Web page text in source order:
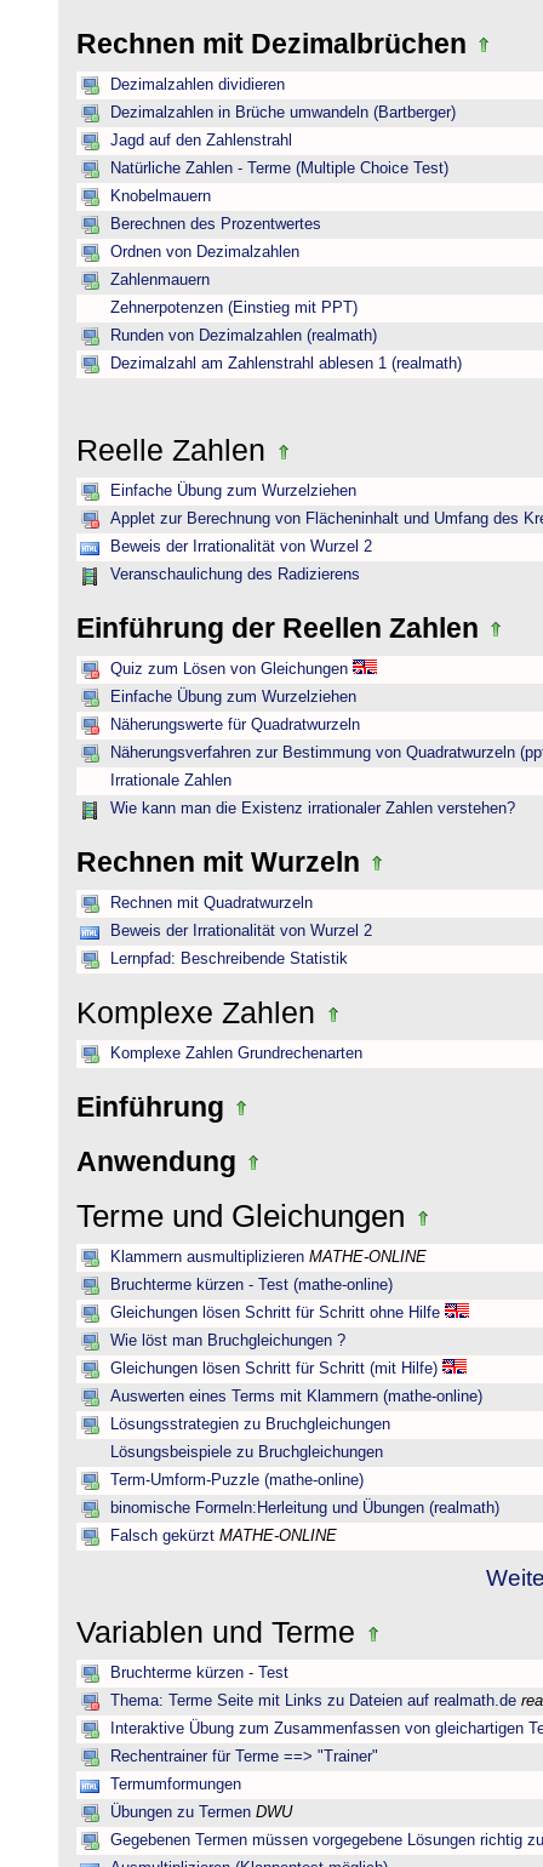
Rechnen mit Dezimalbrüchen
Dezimalzahlen dividieren
Dezimalzahlen in Brüche umwandeln (Bartberger)
Jagd auf den Zahlenstrahl
Natürliche Zahlen - Terme (Multiple Choice Test)
Knobelmauern
Berechnen des Prozentwertes
Ordnen von Dezimalzahlen
Zahlenmauern
Zehnerpotenzen (Einstieg mit PPT)
Runden von Dezimalzahlen (realmath)
Dezimalzahl am Zahlenstrahl ablesen 1 (realmath)
Reelle Zahlen
Einfache Übung zum Wurzelziehen
Applet zur Berechnung von Flächeninhalt und Umfang des
Beweis der Irrationalität von Wurzel 2
Veranschaulichung des Radizierens
Einführung der Reellen Zahlen
Quiz zum Lösen von Gleichungen
Einfache Übung zum Wurzelziehen
Näherungswerte für Quadratwurzeln
Näherungsverfahren zur Bestimmung von Quadratwurzeln
Irrationale Zahlen
Wie kann man die Existenz irrationaler Zahlen verstehen?
Rechnen mit Wurzeln
Rechnen mit Quadratwurzeln
Beweis der Irrationalität von Wurzel 2
Lernpfad: Beschreibende Statistik
Komplexe Zahlen
Komplexe Zahlen Grundrechenarten
Einführung
Anwendung
Terme und Gleichungen
Klammern ausmultiplizieren MATHE-ONLINE
Bruchterme kürzen - Test (mathe-online)
Gleichungen lösen Schritt für Schritt ohne Hilfe
Wie löst man Bruchgleichungen ?
Gleichungen lösen Schritt für Schritt (mit Hilfe)
Auswerten eines Terms mit Klammern (mathe-online)
Lösungsstrategien zu Bruchgleichungen
Lösungsbeispiele zu Bruchgleichungen
Term-Umform-Puzzle (mathe-online)
binomische Formeln:Herleitung und Übungen (realmath)
Falsch gekürzt MATHE-ONLINE
Variablen und Terme
Bruchterme kürzen - Test
Thema: Terme Seite mit Links zu Dateien auf realmath.de
Interaktive Übung zum Zusammenfassen von gleichartigen
Rechentrainer für Terme ==> "Trainer"
Termumformungen
Übungen zu Termen DWU
Gegebenen Termen müssen vorgegebene Lösungen richtig